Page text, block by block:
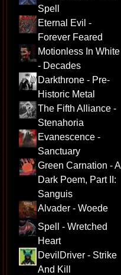
Spell
Eternal Evil -
Forever Feared
Motionless In White
- Decades
Darkthrone - Pre-
Historic Metal
The Fifth Alliance -
Stenahoria
Evanescence -
Sanctuary
Green Carnation - A
Dark Poem, Part II:
Sanguis
Alvader - Woede
Spell - Wretched
Heart
DevilDriver - Strike
And Kill